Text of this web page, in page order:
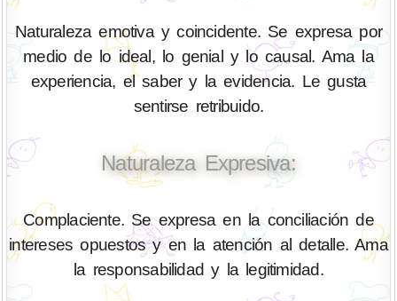
Naturaleza emotiva y coincidente. Se expresa por
medio de lo ideal, lo genial y lo causal. Ama la
experiencia, el saber y la evidencia. Le gusta
sentirse retribuido.
Naturaleza Expresiva:
Complaciente. Se expresa en la conciliación de
intereses opuestos y en la atención al detalle. Ama
la responsabilidad y la legitimidad.